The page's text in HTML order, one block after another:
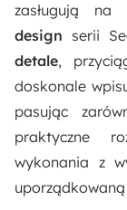
Salon
zasługują na
design serii
detale,
doskonale
pasując
praktyczne
wykonania z